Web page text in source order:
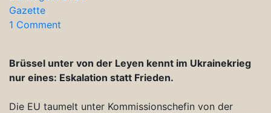
Gazette
1 Comment
Brüssel unter von der Leyen kennt im Ukrainekrieg
nur eines: Eskalation statt Frieden.
Die EU taumelt unter Kommissionschefin von der